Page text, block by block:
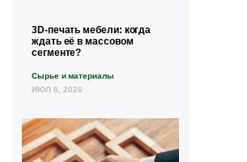
3D-печать мебели: когда
ждать её в массовом
сегменте?
Сырье и материалы
ИЮЛ 8, 2026